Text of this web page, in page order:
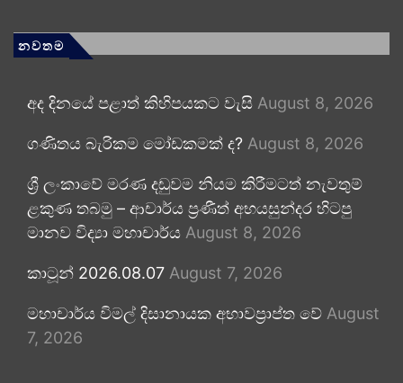
නවතම
අද දිනයේ පළාත් කිහිපයකට වැසි August 8, 2026
ගණිතය බැරිකම මෝඩකමක් ද? August 8, 2026
ශ්‍රී ලංකාවේ මරණ දඬුවම නියම කිරීමටත් නැවතුම්
ළකුණ තබමු – ආචාර්ය ප්‍රණීත් අභයසුන්දර හිටපු
මානව විද්‍යා මහාචාර්ය August 8, 2026
කාටූන් 2026.08.07 August 7, 2026
මහාචාර්ය විමල් දිසානායක අභාවප්‍රාප්ත වේ August
7, 2026